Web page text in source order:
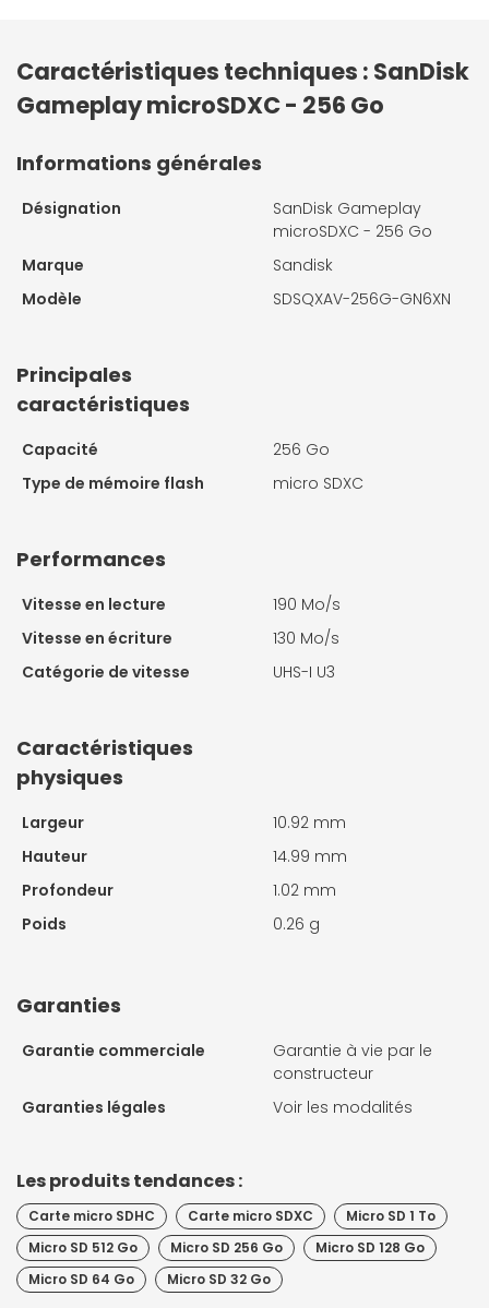
Caractéristiques techniques : SanDisk
Gameplay microSDXC - 256 Go
Informations générales
Désignation
SanDisk Gameplay
microSDXC - 256 Go
Marque
Sandisk
Modèle
SDSQXAV-256G-GN6XN
Principales
caractéristiques
Capacité
256 Go
Type de mémoire flash
micro SDXC
Performances
Vitesse en lecture
190 Mo/s
Vitesse en écriture
130 Mo/s
Catégorie de vitesse
UHS-I U3
Caractéristiques
physiques
Largeur
10.92 mm
Hauteur
14.99 mm
Profondeur
1.02 mm
Poids
0.26 g
Garanties
Garantie commerciale
Garantie à vie par le
constructeur
Garanties légales
Voir les modalités
Les produits tendances :
Carte micro SDHC Carte micro SDXC
Micro SD 1 To
Micro SD 512 Go
Micro SD 256 Go
Micro SD 128 Go
Micro SD 64 Go
Micro SD 32 Go